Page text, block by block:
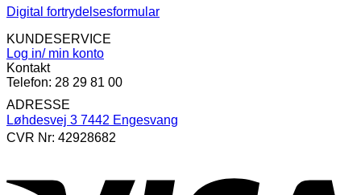
Digital fortrydelsesformular
KUNDESERVICE
Log in/ min konto
Kontakt
Telefon: 28 29 81 00
ADRESSE
Løhdesvej 3 7442 Engesvang
CVR Nr: 42928682